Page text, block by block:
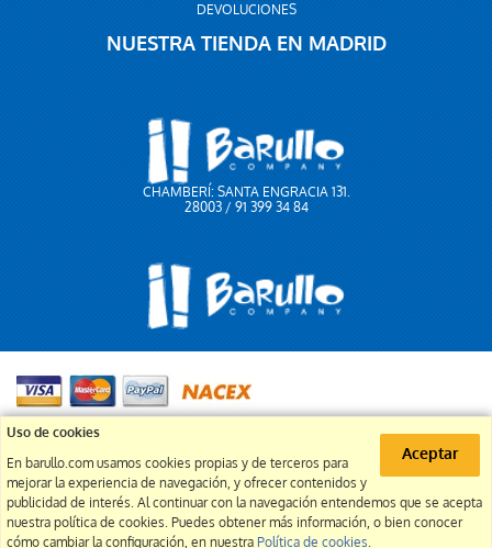
DEVOLUCIONES
NUESTRA TIENDA EN MADRID
CHAMBERÍ: SANTA ENGRACIA 131.
28003 / 91 399 34 84
91 399 34 84
info@barullo.com
Aceptar
Uso de cookies
En barullo.com usamos cookies propias y de terceros para
mejorar la experiencia de navegación, y ofrecer contenidos y
publicidad de interés. Al continuar con la navegación entendemos que se acepta
nuestra política de cookies. Puedes obtener más información, o bien conocer
cómo cambiar la configuración, en nuestraPolítica de cookies.